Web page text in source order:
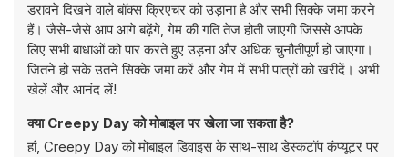
डरावने दिखने वाले बॉक्स क्रिएचर को उड़ाना है और सभी सिक्के जमा करने
हैं। जैसे-जैसे आप आगे बढ़ेंगे, गेम की गति तेज होती जाएगी जिससे आपके
लिए सभी बाधाओं को पार करते हुए उड़ना और अधिक चुनौतीपूर्ण हो जाएगा।
जितने हो सके उतने सिक्के जमा करें और गेम में सभी पात्रों को खरीदें। अभी
खेलें और आनंद लें!
क्या Creepy Day को मोबाइल पर खेला जा सकता है?
हां, Creepy Day को मोबाइल डिवाइस के साथ-साथ डेस्कटॉप कंप्यूटर पर